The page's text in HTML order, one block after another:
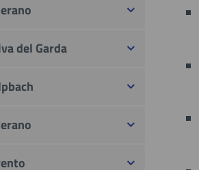
del Garda